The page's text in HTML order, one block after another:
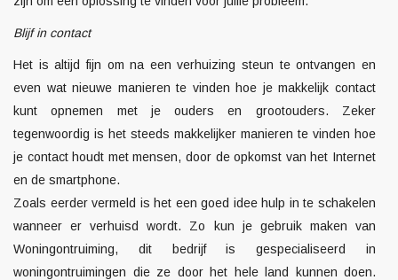
Blijf in contact
Het is altijd fijn om na een verhuizing steun te ontvangen en
even wat nieuwe manieren te vinden hoe je makkelijk contact
kunt opnemen met je ouders en grootouders. Zeker
tegenwoordig is het steeds makkelijker manieren te vinden hoe
je contact houdt met mensen, door de opkomst van het Internet
en de smartphone.
Zoals eerder vermeld is het een goed idee hulp in te schakelen
wanneer er verhuisd wordt. Zo kun je gebruik maken van
Woningontruiming, dit bedrijf is gespecialiseerd in
woningontruimingen die ze door het hele land kunnen doen.